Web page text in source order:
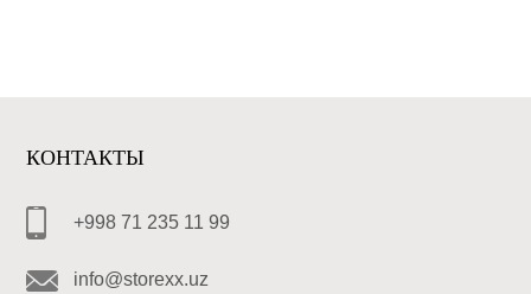
КОНТАКТЫ
+998 71 235 11 99
info@storexx.uz